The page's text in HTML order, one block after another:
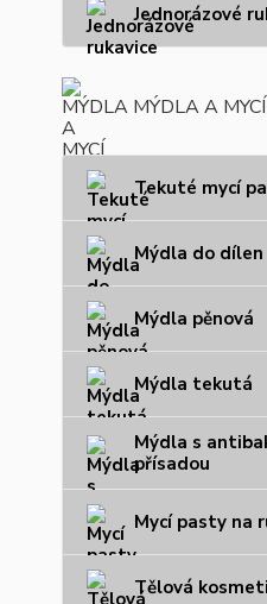
Jednorázové
MÝDLA A
Tekuté mycí
Mýdla do dílen
Mýdla pěnová
Mýdla tekutá
Mýdla s
přísadou
Mycí pasty na
Tělová